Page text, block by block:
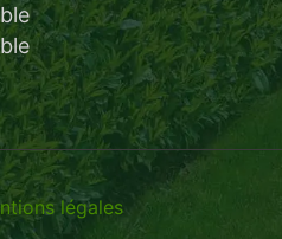
légales